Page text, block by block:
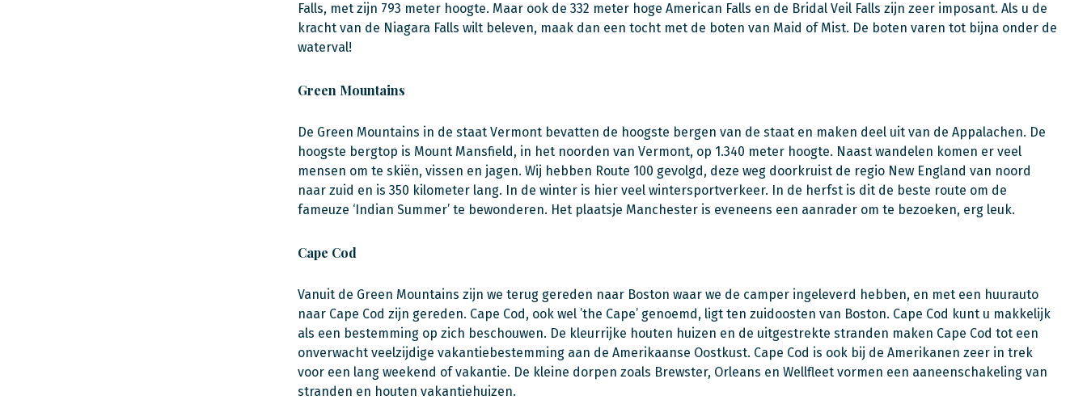
Falls, met zijn 793 meter hoogte. Maar ook de 332 meter hoge American Falls en de Bridal Veil Falls zijn zeer imposant. Als u de
kracht van de Niagara Falls wilt beleven, maak dan een tocht met de boten van Maid of Mist. De boten varen tot bijna onder de
waterval!
Green Mountains
De Green Mountains in de staat Vermont bevatten de hoogste bergen van de staat en maken deel uit van de Appalachen. De
hoogste bergtop is Mount Mansfield, in het noorden van Vermont, op 1.340 meter hoogte. Naast wandelen komen er veel
mensen om te skiën, vissen en jagen. Wij hebben Route 100 gevolgd, deze weg doorkruist de regio New England van noord
naar zuid en is 350 kilometer lang. In de winter is hier veel wintersportverkeer. In de herfst is dit de beste route om de
fameuze ‘Indian Summer’ te bewonderen. Het plaatsje Manchester is eveneens een aanrader om te bezoeken, erg leuk.
Cape Cod
Vanuit de Green Mountains zijn we terug gereden naar Boston waar we de camper ingeleverd hebben, en met een huurauto
naar Cape Cod zijn gereden. Cape Cod, ook wel ’the Cape’ genoemd, ligt ten zuidoosten van Boston. Cape Cod kunt u makkelijk
als een bestemming op zich beschouwen. De kleurrijke houten huizen en de uitgestrekte stranden maken Cape Cod tot een
onverwacht veelzijdige vakantiebestemming aan de Amerikaanse Oostkust. Cape Cod is ook bij de Amerikanen zeer in trek
voor een lang weekend of vakantie. De kleine dorpen zoals Brewster, Orleans en Wellfleet vormen een aaneenschakeling van
stranden en houten vakantiehuizen.